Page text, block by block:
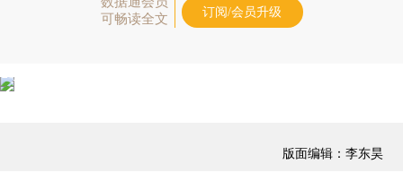
可畅读全文
订阅/会员升级
版面编辑：李东昊